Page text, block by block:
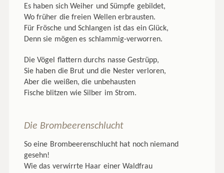
Es haben sich Weiher und Sümpfe gebildet,
Wo früher die freien Wellen erbrausten.
Für Frösche und Schlangen ist das ein Glück,
Denn sie mögen es schlammig-verworren.
Die Vögel flattern durchs nasse Gestrüpp,
Sie haben die Brut und die Nester verloren,
Aber die weißen, die unbehausten
Fische blitzen wie Silber im Strom.
Die Brombeerenschlucht
So eine Brombeerenschlucht hat noch niemand
gesehn!
Wie das verwirrte Haar einer Waldfrau